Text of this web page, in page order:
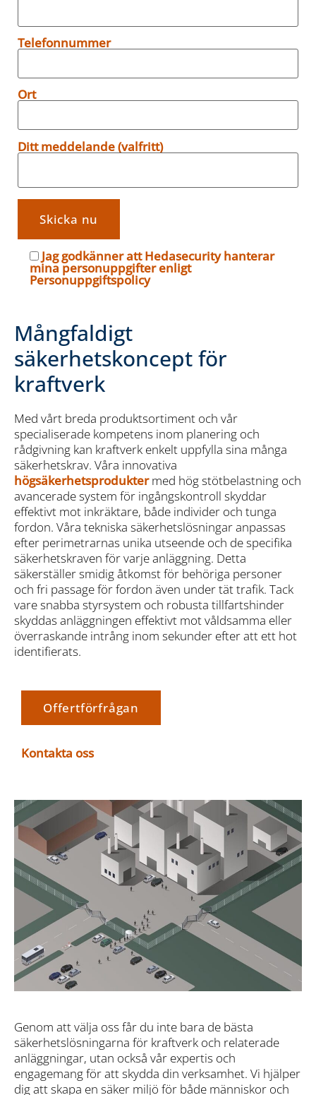
Telefonnummer
Ort
Ditt meddelande (valfritt)
Jag godkänner att Hedasecurity hanterar
mina personuppgifter enligt
Personuppgiftspolicy
Mångfaldigt
säkerhetskoncept för
kraftverk
Med vårt breda produktsortiment och vår
specialiserade kompetens inom planering och
rådgivning kan kraftverk enkelt uppfylla sina många
säkerhetskrav. Våra innovativa
högsäkerhetsproduktermed hög stötbelastning och
avancerade system för ingångskontroll skyddar
effektivt mot inkräktare, både individer och tunga
fordon. Våra tekniska säkerhetslösningar anpassas
efter perimetrarnas unika utseende och de specifika
säkerhetskraven för varje anläggning. Detta
säkerställer smidig åtkomst för behöriga personer
och fri passage för fordon även under tät trafik. Tack
vare snabba styrsystem och robusta tillfartshinder
skyddas anläggningen effektivt mot våldsamma eller
överraskande intrång inom sekunder efter att ett hot
identifierats.
Offertförfrågan
Kontakta oss
Genom att välja oss får du inte bara de bästa
säkerhetslösningarna för kraftverk och relaterade
anläggningar, utan också vår expertis och
engagemang för att skydda din verksamhet. Vi hjälper
dig att skapa en säker miljö för både människor och